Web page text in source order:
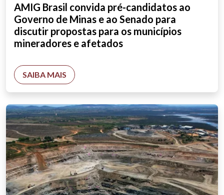
AMIG Brasil convida pré-candidatos ao
Governo de Minas e ao Senado para
discutir propostas para os municípios
mineradores e afetados
SAIBA MAIS